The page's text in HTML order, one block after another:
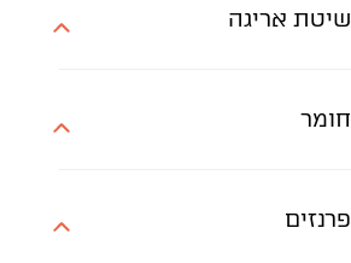
שיטת אריגה
חומר
פרנזים